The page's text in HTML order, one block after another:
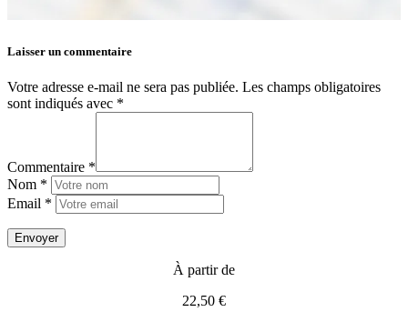
Laisser un commentaire
Votre adresse e-mail ne sera pas publiée. Les champs obligatoires
sont indiqués avec *
Commentaire *
Nom *
Email *
À partir de
22,50 €